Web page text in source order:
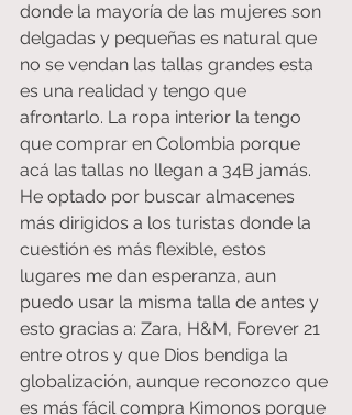
donde la mayoría de las mujeres son
delgadas y pequeñas es natural que
no se vendan las tallas grandes esta
es una realidad y tengo que
afrontarlo. La ropa interior la tengo
que comprar en Colombia porque
acá las tallas no llegan a 34B jamás.
He optado por buscar almacenes
más dirigidos a los turistas donde la
cuestión es más flexible, estos
lugares me dan esperanza, aun
puedo usar la misma talla de antes y
esto gracias a: Zara, H&M, Forever 21
entre otros y que Dios bendiga la
globalización, aunque reconozco que
es más fácil compra Kimonos porque